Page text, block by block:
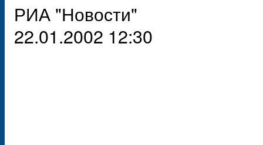
РИА "Новости"
22.01.2002 12:30